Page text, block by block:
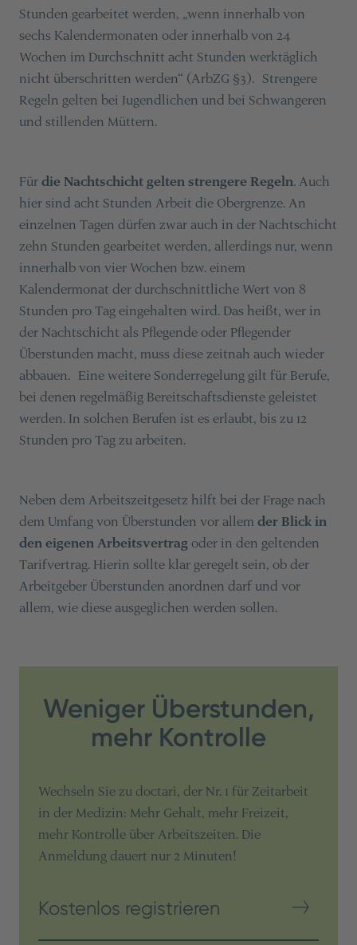
Stunden gearbeitet werden, „wenn innerhalb von
sechs Kalendermonaten oder innerhalb von 24
Wochen im Durchschnitt acht Stunden werktäglich
nicht überschritten werden“ (ArbZG §3). Strengere
Regeln gelten bei Jugendlichen und bei Schwangeren
und stillenden Müttern.
Für die Nachtschicht gelten strengere Regeln. Auch
hier sind acht Stunden Arbeit die Obergrenze. An
einzelnen Tagen dürfen zwar auch in der Nachtschicht
zehn Stunden gearbeitet werden, allerdings nur, wenn
innerhalb von vier Wochen bzw. einem
Kalendermonat der durchschnittliche Wert von 8
Stunden pro Tag eingehalten wird. Das heißt, wer in
der Nachtschicht als Pflegende oder Pflegender
Überstunden macht, muss diese zeitnah auch wieder
abbauen. Eine weitere Sonderregelung gilt für Berufe,
bei denen regelmäßig Bereitschaftsdienste geleistet
werden. In solchen Berufen ist es erlaubt, bis zu 12
Stunden pro Tag zu arbeiten.
Neben dem Arbeitszeitgesetz hilft bei der Frage nach
dem Umfang von Überstunden vor allem der Blick in
den eigenen Arbeitsvertrag oder in den geltenden
Tarifvertrag. Hierin sollte klar geregelt sein, ob der
Arbeitgeber Überstunden anordnen darf und vor
allem, wie diese ausgeglichen werden sollen.
Weniger Überstunden,
mehr Kontrolle
Wechseln Sie zu doctari, der Nr. 1 für Zeitarbeit
in der Medizin: Mehr Gehalt, mehr Freizeit,
mehr Kontrolle über Arbeitszeiten. Die
Anmeldung dauert nur 2 Minuten!
Kostenlos registrieren